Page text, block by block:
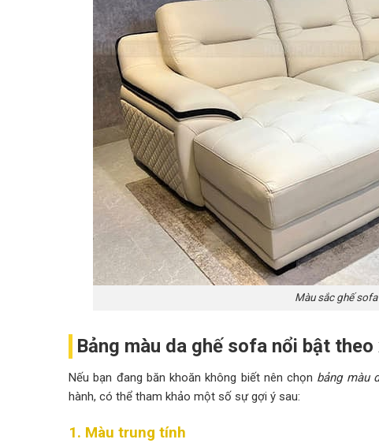
Màu sắc ghế
Bảng màu da ghế sofa nổi bật
Nếu bạn đang băn khoăn không biết nên chọn bảng màu
hành, có thể tham khảo một số sự gợi ý sau:
1. Màu trung tính